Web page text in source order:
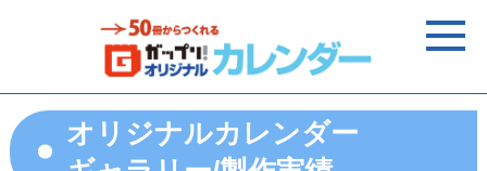
オリジナルカレンダー